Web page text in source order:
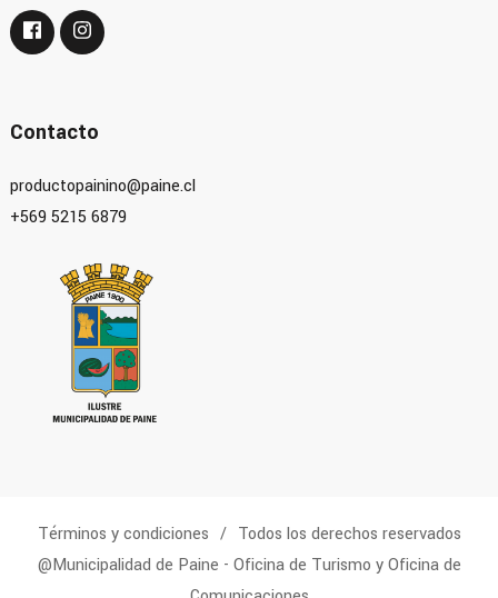
Contacto
productopainino@paine.cl
+569 5215 6879
Términos y condiciones
Todos los derechos reservados
@Municipalidad de Paine - Oficina de Turismo y Oficina de